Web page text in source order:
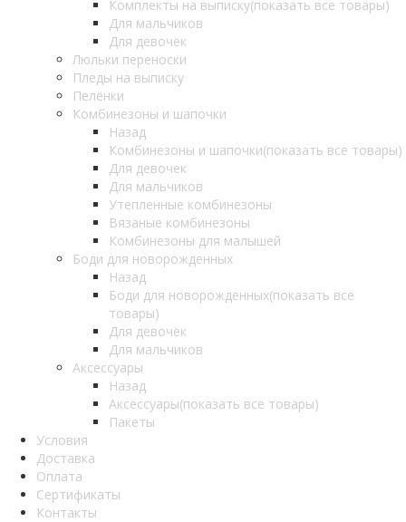
Комплекты на выписку(показать все товары)
Для мальчиков
Для девочек
Люльки переноски
Пледы на выписку
Пелёнки
Комбинезоны и шапочки
Назад
Комбинезоны и шапочки(показать все товары)
Для девочек
Для мальчиков
Утепленные комбинезоны
Вязаные комбинезоны
Комбинезоны для малышей
Боди для новорожденных
Назад
Боди для новорожденных(показать все
товары)
Для девочек
Для мальчиков
Аксессуары
Назад
Аксессуары(показать все товары)
Пакеты
Условия
Доставка
Оплата
Сертификаты
Контакты